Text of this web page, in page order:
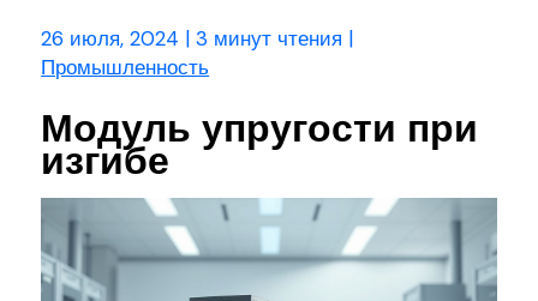
26 июля, 2024 |3 минут чтения |
Промышленность
Модуль упругости при
изгибе